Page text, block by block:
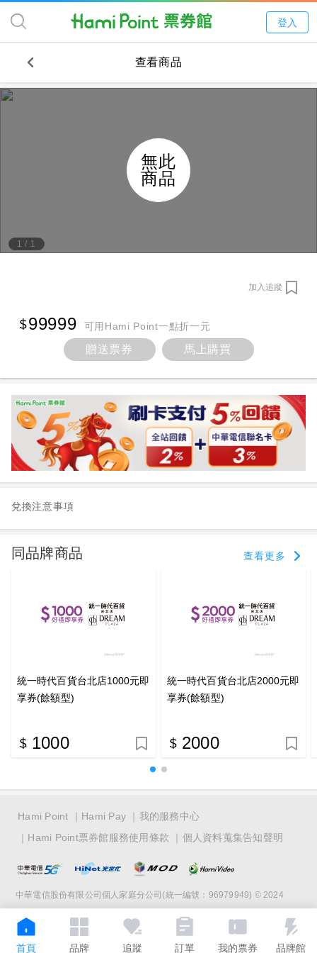
登入
首頁 品牌 追蹤 訂單 我的票券 品牌館
查看商品
1 / 1
無此
商品
加入追蹤
99999 可用Hami Point一點折一元
贈送票券 馬上購買
兌換注意事項
同品牌商品 查看更多
統一時代百貨台北店1000元即
享券(餘額型)
1000
統一時代百貨台北店2000元即
享券(餘額型)
2000
Hami Point Hami Pay
我的服務中心
Hami Point票券館服務使用條款
個人資料蒐集告知聲明
中華電信股份有限公司個人家庭分公司(統一編號：96979949) © 2024